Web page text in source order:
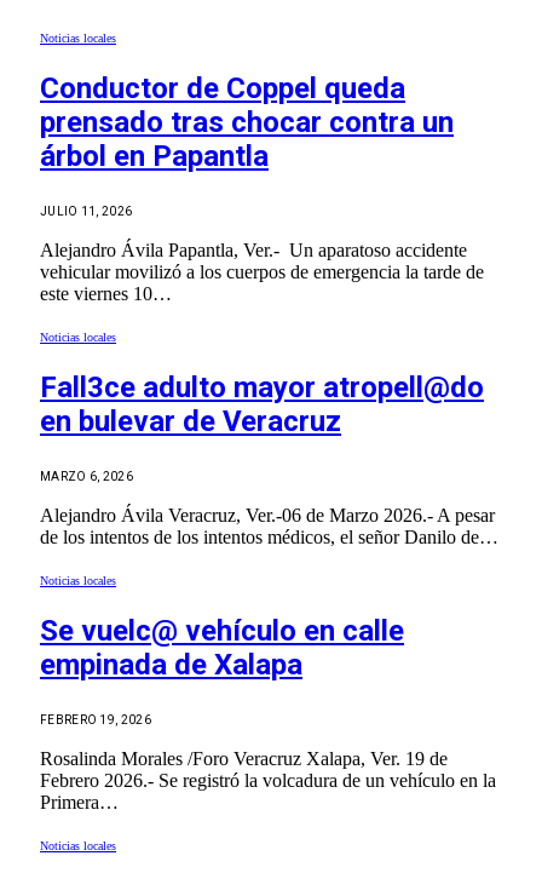
Noticias locales
Conductor de Coppel queda
prensado tras chocar contra un
árbol en Papantla
JULIO 11, 2026
Alejandro Ávila Papantla, Ver.- Un aparatoso accidente
vehicular movilizó a los cuerpos de emergencia la tarde de
este viernes 10…
Noticias locales
Fall3ce adulto mayor atropell@do
en bulevar de Veracruz
MARZO 6, 2026
Alejandro Ávila Veracruz, Ver.-06 de Marzo 2026.- A pesar
de los intentos de los intentos médicos, el señor Danilo de…
Noticias locales
Se vuelc@ vehículo en calle
empinada de Xalapa
FEBRERO 19, 2026
Rosalinda Morales /Foro Veracruz Xalapa, Ver. 19 de
Febrero 2026.- Se registró la volcadura de un vehículo en la
Primera…
Noticias locales